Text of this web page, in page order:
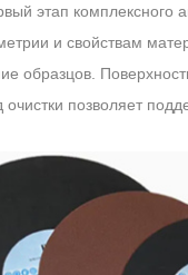
этап комплексного
и свойствам
образцов.
позволяет